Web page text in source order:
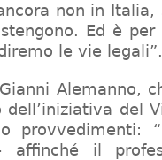
non in
Ed è
le vie legali”.
Alemanno,
dell’iniziativa del
affinché il